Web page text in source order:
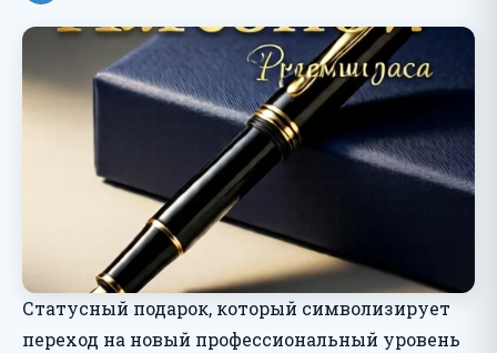
Статусный подарок, который символизирует
переход на новый профессиональный уровень